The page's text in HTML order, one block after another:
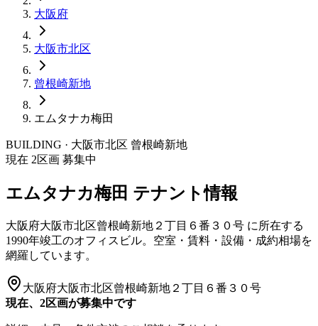
大阪府
大阪市北区
曾根崎新地
エムタナカ梅田
BUILDING · 大阪市北区 曾根崎新地
現在 2区画 募集中
エムタナカ梅田 テナント情報
大阪府大阪市北区曾根崎新地２丁目６番３０号 に所在する
1990年竣工のオフィスビル。空室・賃料・設備・成約相場を
網羅しています。
大阪府大阪市北区曾根崎新地２丁目６番３０号
現在、2区画が募集中です